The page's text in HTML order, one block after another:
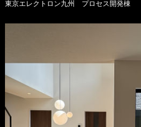
東京エレクトロン九州 プロセス開発棟